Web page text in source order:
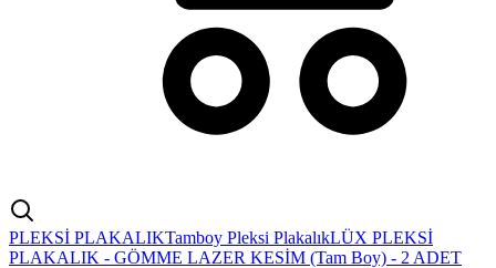
PLEKSİ PLAKALIKTamboy Pleksi PlakalıkLÜX PLEKSİ
PLAKALIK - GÖMME LAZER KESİM (Tam Boy) - 2 ADET